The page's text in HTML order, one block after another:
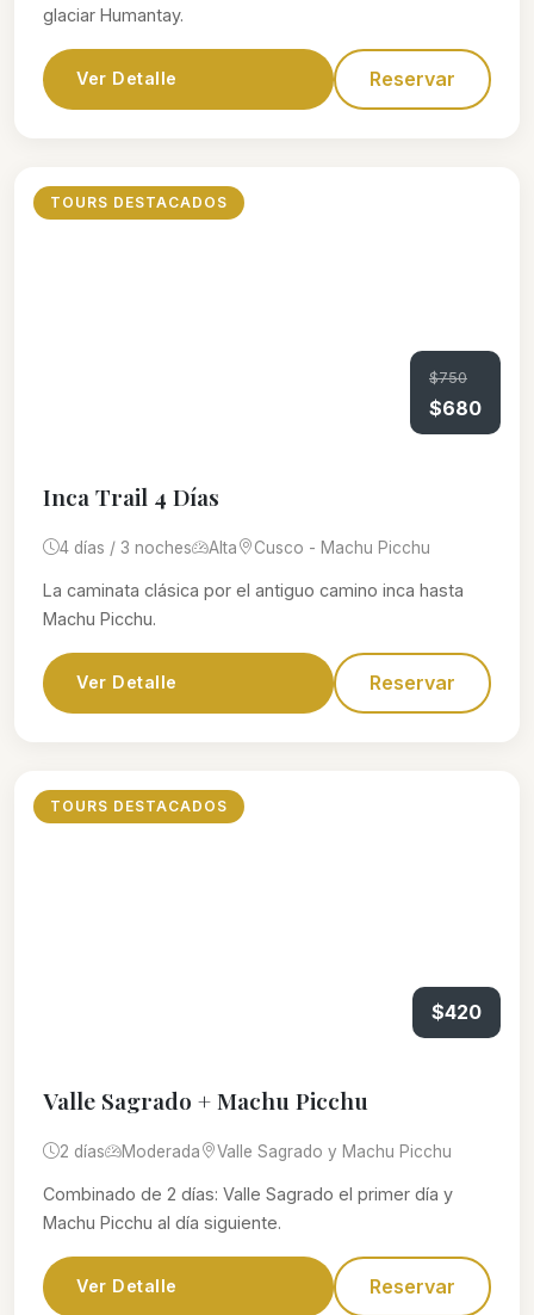
glaciar Humantay.
Ver Detalle Reservar
TOURS DESTACADOS
$750
$680
Inca Trail 4 Días
4 días / 3 noches Alta Cusco - Machu Picchu
La caminata clásica por el antiguo camino inca hasta
Machu Picchu.
Ver Detalle Reservar
TOURS DESTACADOS
$420
Valle Sagrado + Machu Picchu
2 días Moderada Valle Sagrado y Machu Picchu
Combinado de 2 días: Valle Sagrado el primer día y
Machu Picchu al día siguiente.
Ver Detalle Reservar